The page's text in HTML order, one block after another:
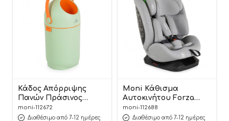
Κάδος Απόρριψης
Πανών Πράσινος
Nubbi Green Hygiene
Basket 3800146273279 –
moni-112672
Διαθέσιμο από 7-12 ημέρες
Moni Κάθισμα
Αυτοκινήτου Forza
Dark Grey 40-150cm
3801005153725
moni-112688
Διαθέσιμο από 7-12 ημέρες